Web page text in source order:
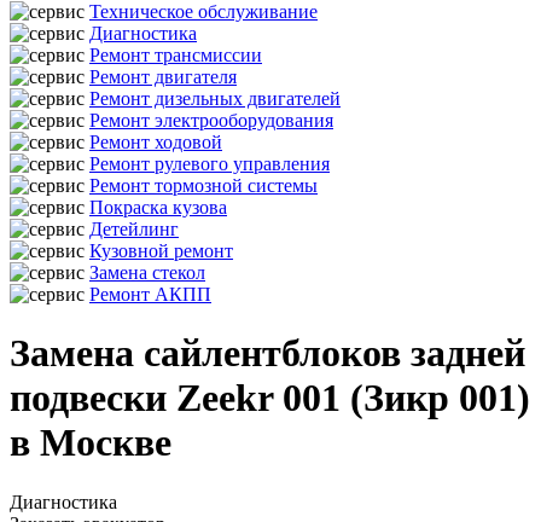
Техническое обслуживание
Диагностика
Ремонт трансмиссии
Ремонт двигателя
Ремонт дизельных двигателей
Ремонт электрооборудования
Ремонт ходовой
Ремонт рулевого управления
Ремонт тормозной системы
Покраска кузова
Детейлинг
Кузовной ремонт
Замена стекол
Ремонт АКПП
Замена сайлентблоков задней
подвески Zeekr 001 (Зикр 001)
в Москве
Диагностика